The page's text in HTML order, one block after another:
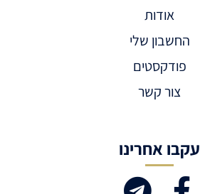
אודות
החשבון שלי
פודקסטים
צור קשר
עקבו אחרינו